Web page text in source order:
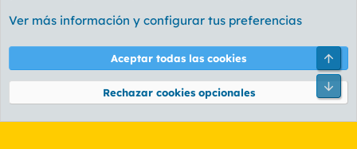
Cookies
PL OLDSTYLE AMARILLO
Términos y reglas Política de privacidad Ayuda
Community platform by XenForo® © 2010-2026 XenForo Ltd.
Ver más información y configurar tus preferencias
Aceptar todas las cookies
Rechazar cookies opcionales
Pie